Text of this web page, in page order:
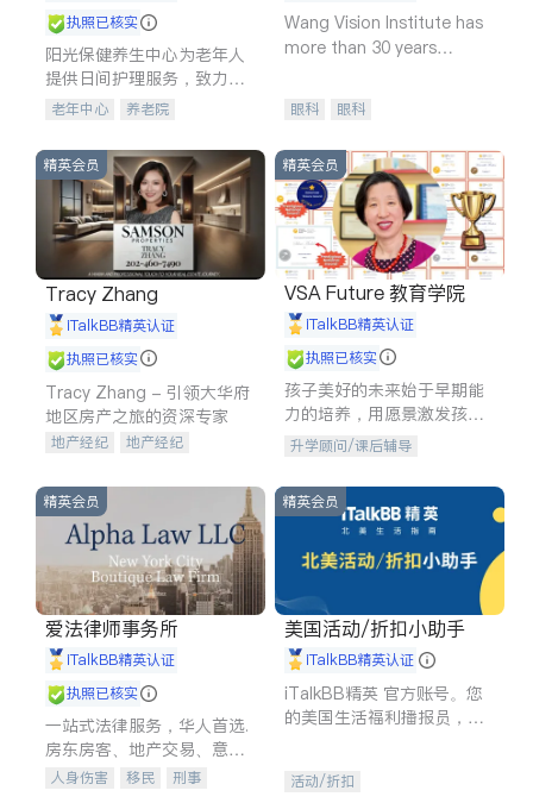
执照已核实
阳光保健养生中心为老年人
提供日间护理服务，致力于
通过持续的护理创新来有效
老年中心 养老院
Wang Vision Institute has
more than 30 years
眼科 眼科
精英会员
Tracy Zhang
iTalkBB精英认证
执照已核实
Tracy Zhang - 引领大华府
地区房产之旅的资深专家
地产经纪
地产经纪
商铺租售
精英会员
VSA Future 教育学院
iTalkBB精英认证
执照已核实
孩子美好的未来始于早期能
力的培养，用愿景激发孩子
的学习潜力和动力。理念：
拥有成长型心态是成功的基
石。
升学顾问/课后辅导
精英会员
爱法律师事务所
iTalkBB精英认证
执照已核实
一站式法律服务，华人首选.
房东房客、地产交易、意外
伤害、车祸重伤、商业诉
人身伤害 移民
刑事
精英会员
美国活动/折扣小助手
iTalkBB精英认证
iTalkBB精英 官方账号。您
的美国生活福利播报员，精
专属福利。
活动/折扣